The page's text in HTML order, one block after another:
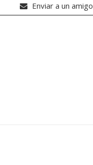
Enviar a un amigo